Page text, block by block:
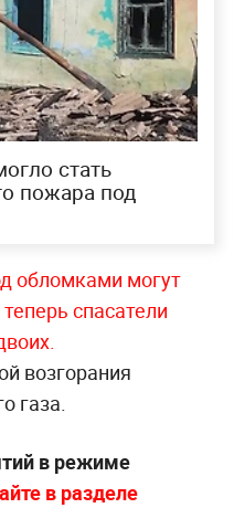
стать
пожара под
обломками могут
спасатели
возгорания
газа.
в режиме
в разделе